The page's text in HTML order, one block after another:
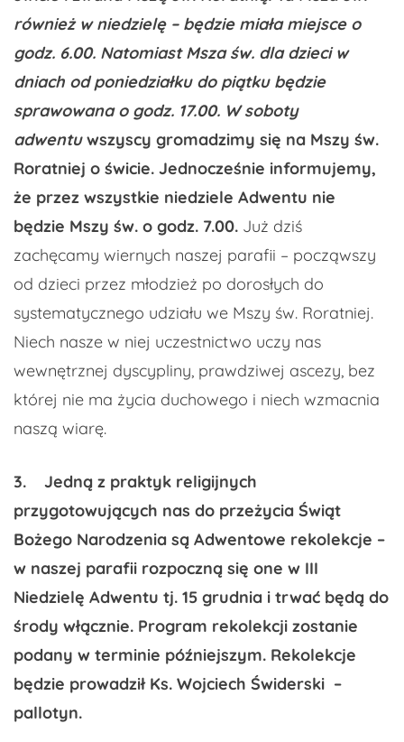
również w niedzielę – będzie miała miejsce o
godz. 6.00. Natomiast Msza św. dla dzieci w
dniach od poniedziałku do piątku będzie
sprawowana o godz. 17.00. W soboty
adwentuwszyscy gromadzimy się na Mszy św.
Roratniej o świcie. Jednocześnie informujemy,
że przez wszystkie niedziele Adwentu nie
będzie Mszy św. o godz. 7.00. Już dziś
zachęcamy wiernych naszej parafii – począwszy
od dzieci przez młodzież po dorosłych do
systematycznego udziału we Mszy św. Roratniej.
Niech nasze w niej uczestnictwo uczy nas
wewnętrznej dyscypliny, prawdziwej ascezy, bez
której nie ma życia duchowego i niech wzmacnia
naszą wiarę.
3. Jedną z praktyk religijnych
przygotowujących nas do przeżycia Świąt
Bożego Narodzenia są Adwentowe rekolekcje –
w naszej parafii rozpoczną się one w III
Niedzielę Adwentu tj. 15 grudnia i trwać będą do
środy włącznie. Program rekolekcji zostanie
podany w terminie późniejszym. Rekolekcje
będzie prowadził Ks. Wojciech Świderski –
pallotyn.